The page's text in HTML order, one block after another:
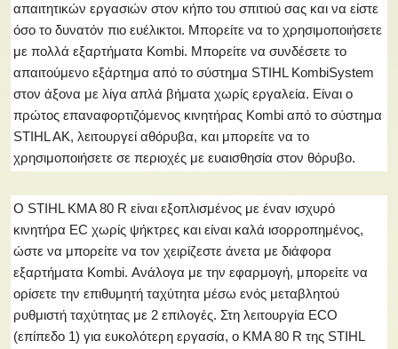
απαιτητικών εργασιών στον κήπο του σπιτιού σας και να είστε
όσο το δυνατόν πιο ευέλικτοι. Μπορείτε να το χρησιμοποιήσετε
με πολλά εξαρτήματα Kombi. Μπορείτε να συνδέσετε το
απαιτούμενο εξάρτημα από το σύστημα STIHL KombiSystem
στον άξονα με λίγα απλά βήματα χωρίς εργαλεία. Είναι ο
πρώτος επαναφορτιζόμενος κινητήρας Kombi από το σύστημα
STIHL AK, λειτουργεί αθόρυβα, και μπορείτε να το
χρησιμοποιήσετε σε περιοχές με ευαισθησία στον θόρυβο.
O STIHL KMA 80 R είναι εξοπλισμένος με έναν ισχυρό
κινητήρα EC χωρίς ψήκτρες και είναι καλά ισορροπημένος,
ώστε να μπορείτε να τον χειρίζεστε άνετα με διάφορα
εξαρτήματα Kombi. Ανάλογα με την εφαρμογή, μπορείτε να
ορίσετε την επιθυμητή ταχύτητα μέσω ενός μεταβλητού
ρυθμιστή ταχύτητας με 2 επιλογές. Στη λειτουργία ECO
(επίπεδο 1) για ευκολότερη εργασία, ο KMA 80 R της STIHL